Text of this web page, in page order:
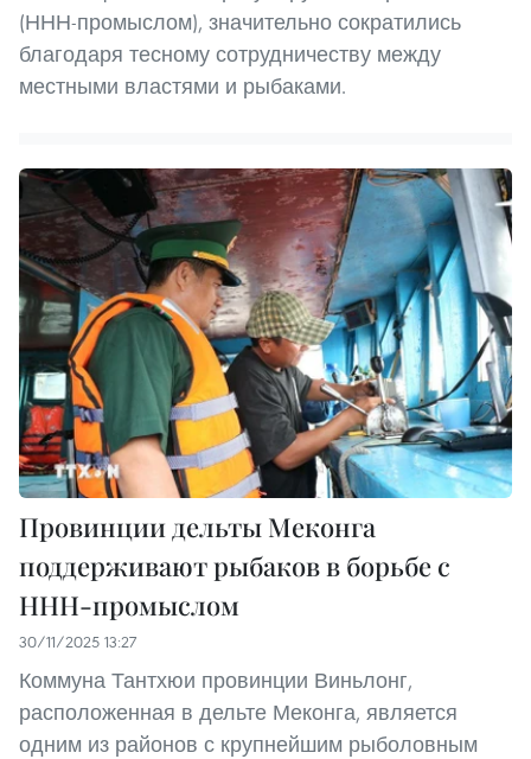
(ННН-промыслом), значительно сократились
благодаря тесному сотрудничеству между
местными властями и рыбаками.
Провинции дельты Меконга
поддерживают рыбаков в борьбе с
ННН-промыслом
30/11/2025 13:27
Коммуна Тантхюи провинции Виньлонг,
расположенная в дельте Меконга, является
одним из районов с крупнейшим рыболовным